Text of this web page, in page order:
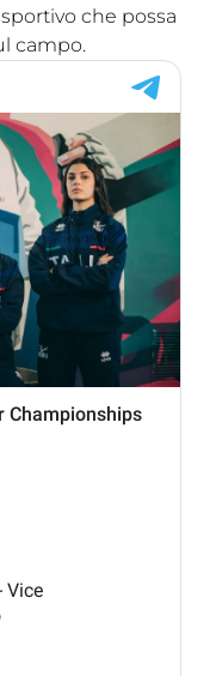
che possa
campo.